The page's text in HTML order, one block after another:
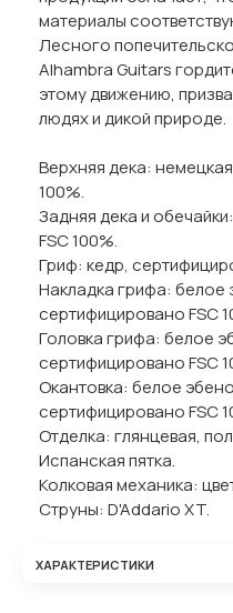
материалы
Лесного
Alhambra Guitars
этому движению,
людях и дикой природе.
Верхняя дека:
100%.
Задняя дека и
FSC 100%.
Гриф: кедр,
Накладка грифа: белое
сертифицировано FSC
Головка грифа: белое
сертифицировано FSC
Окантовка: белое
сертифицировано FSC
Отделка: глянцевая,
Испанская пятка.
Колковая механика:
Струны: D'Addario XT.
ХАРАКТЕРИСТИКИ